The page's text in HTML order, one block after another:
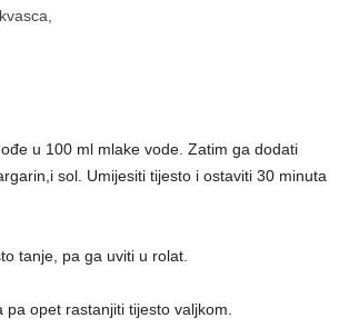
u 100 ml mlake vode. Zatim ga dodati
sol. Umijesiti tijesto i ostaviti 30 minuta
tanje, pa ga uviti u rolat.
pa opet rastanjiti tijesto valjkom.